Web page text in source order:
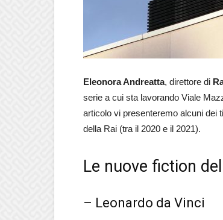
Eleonora Andreatta, direttore di
serie a cui sta lavorando Viale
articolo vi presenteremo alcuni dei
della Rai (tra il 2020 e il 2021).
Le nuove fiction
– Leonardo da Vinci